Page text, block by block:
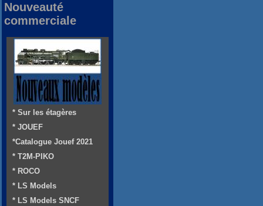
Nouveauté
commerciale
* Sur les étagères
* JOUEF
*Catalogue Jouef 2021
* T2M-PIKO
* ROCO
* LS Models
* LS Models SNCF